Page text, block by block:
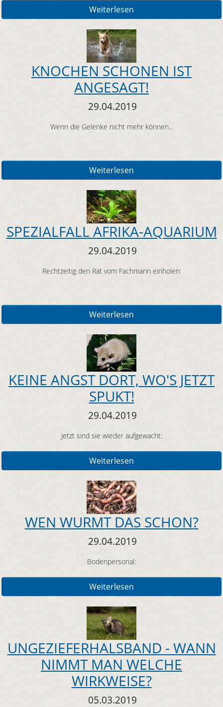
Weiterlesen
KNOCHEN SCHONEN IST
ANGESAGT!
29.04.2019
Wenn die Gelenke nicht mehr können...
Weiterlesen
SPEZIALFALL AFRIKA-AQUARIUM
29.04.2019
Rechtzeitig den Rat vom Fachmann einholen:
Weiterlesen
KEINE ANGST DORT, WO'S JETZT
SPUKT!
29.04.2019
Jetzt sind sie wieder aufgewacht:
Weiterlesen
WEN WURMT DAS SCHON?
29.04.2019
Bodenpersonal:
Weiterlesen
UNGEZIEFERHALSBAND - WANN
NIMMT MAN WELCHE
WIRKWEISE?
05.03.2019